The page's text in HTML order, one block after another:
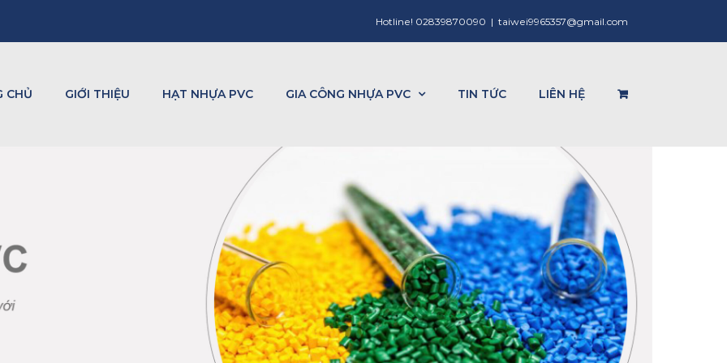
Hotline! 02839870090 | taiwei9965357@gmail.com
CHỦ GIỚI THIỆU HẠT NHỰA PVC GIA CÔNG NHỰA PVC TIN TỨC LIÊN HỆ